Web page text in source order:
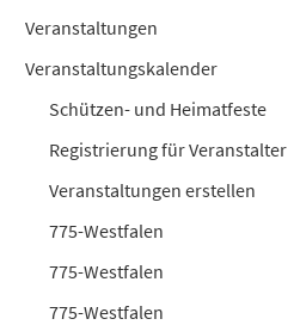
Veranstaltungen
Veranstaltungskalender
Schützen- und Heimatfeste
Registrierung für Veranstalter
Veranstaltungen erstellen
775-Westfalen
775-Westfalen
775-Westfalen